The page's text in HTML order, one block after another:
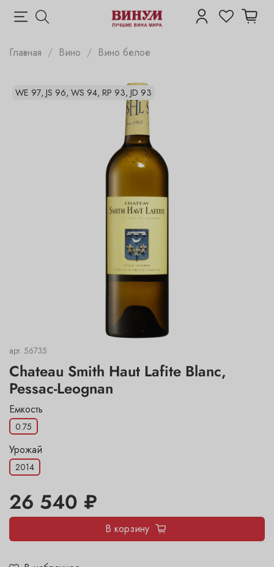
Главная Вино Вино белое
WE 97, JS 96, WS 94, RP 93, JD 93
арт. 56735
Chateau Smith Haut Lafite Blanc,
Pessac-Leognan
Емкость
0.75
Урожай
2014
26 540 ₽
В корзину